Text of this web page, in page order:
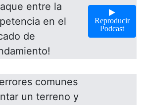
entre la
en el
de
Reproducir
Podcast
comunes
un terreno y